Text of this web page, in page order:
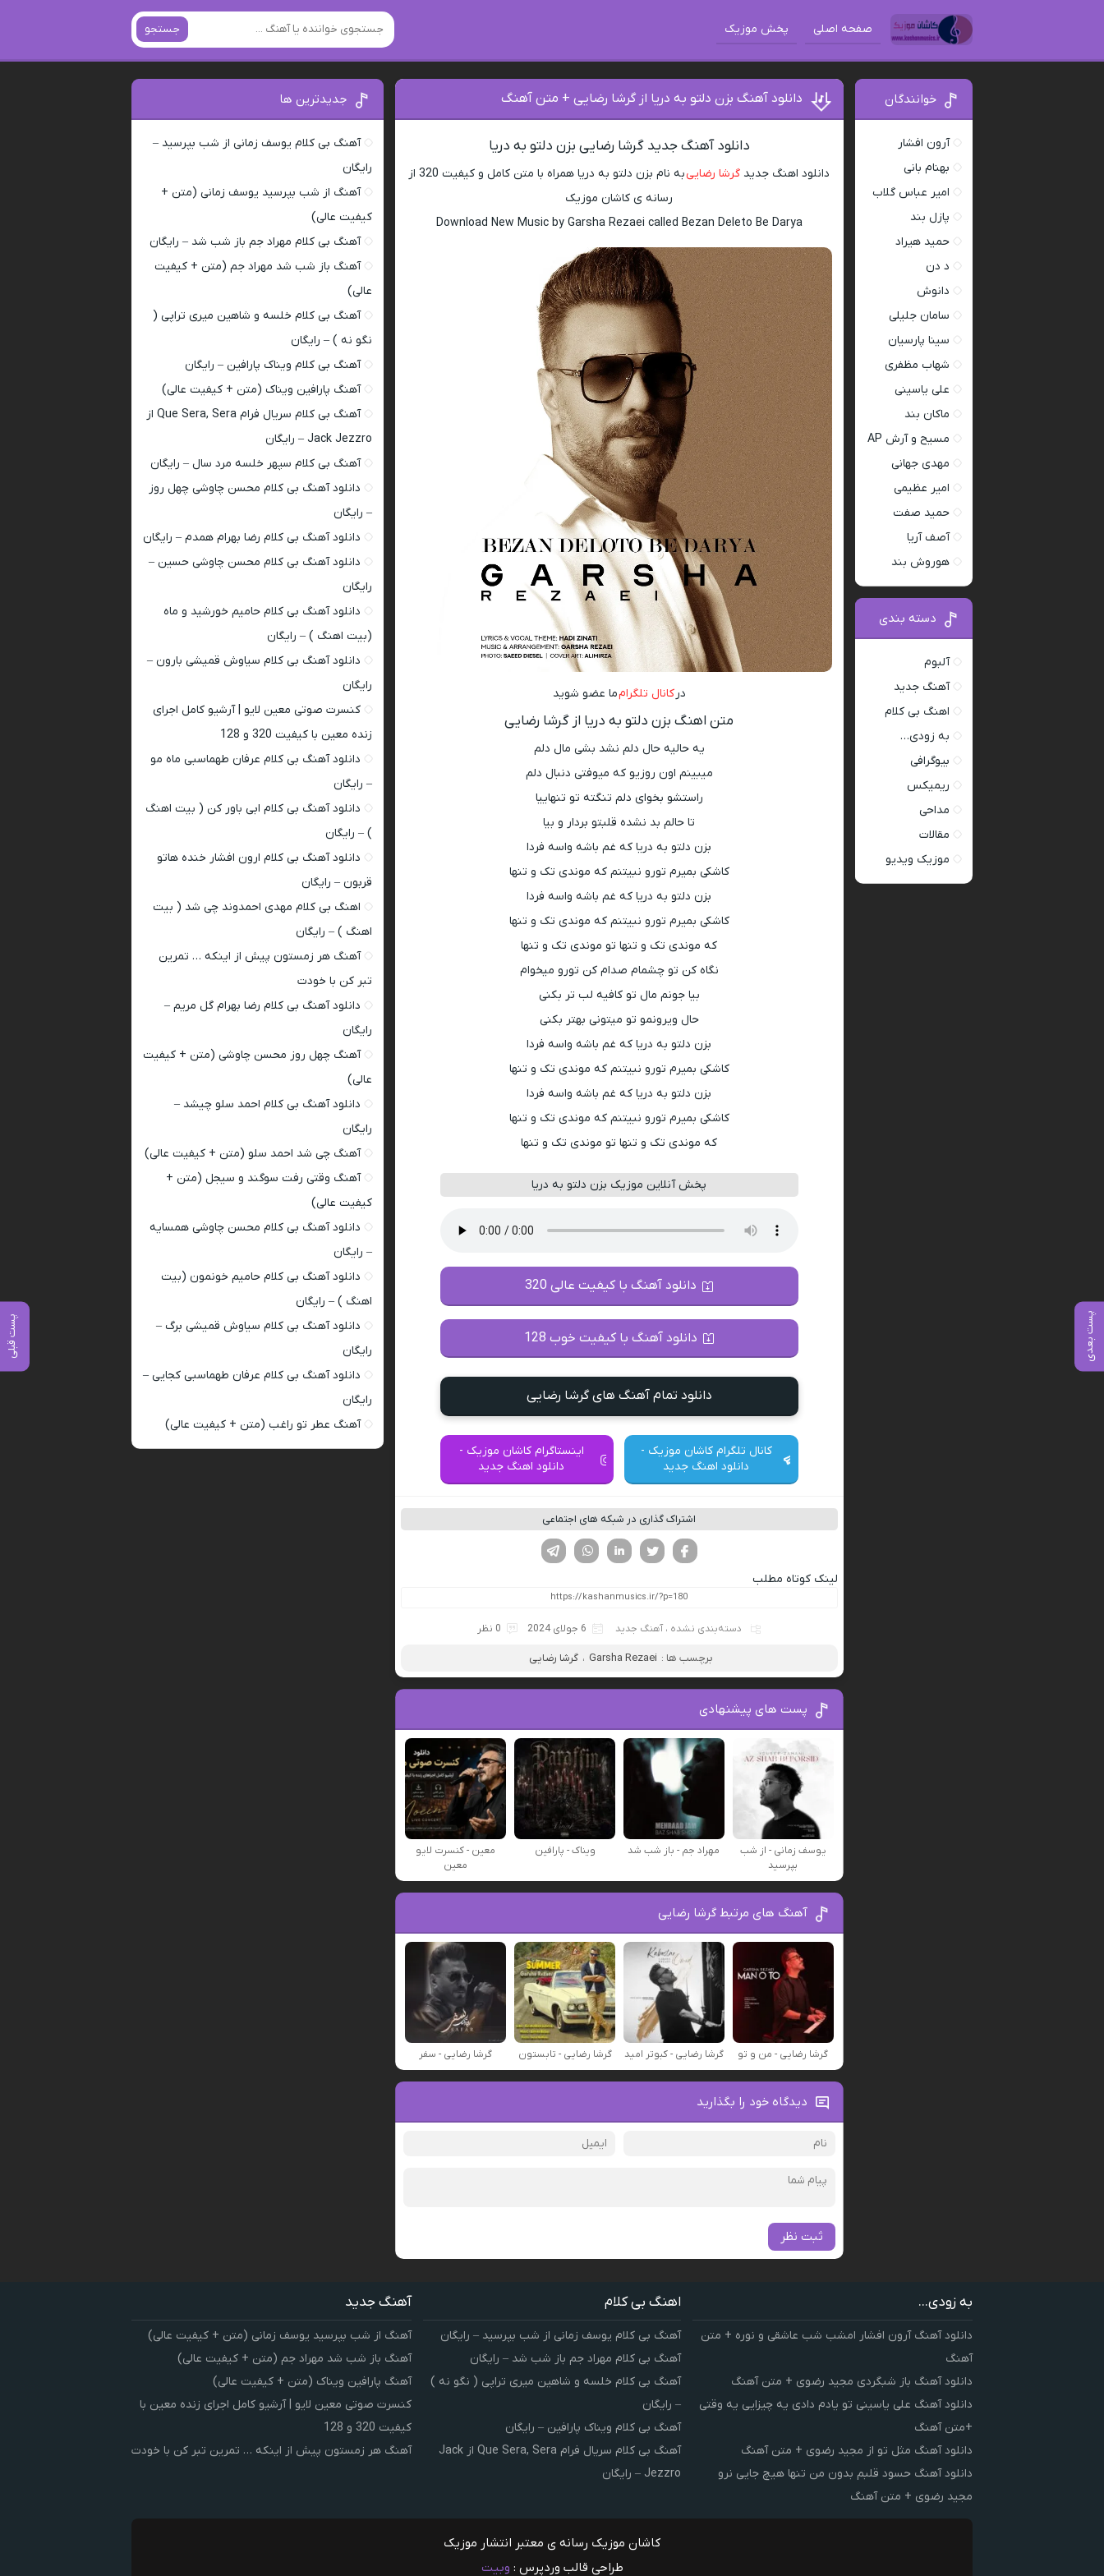
صفحه اصلی پخش موزیک جستجو
پست بعدی پست قبلی
دانلود آهنگ بزن دلتو به دریا از گرشا رضایی + متن آهنگ
دانلود آهنگ جدید گرشا رضایی بزن دلتو به دریا
دانلود اهنگ جدید گرشا رضایی
به نام بزن دلتو به دریا همراه با متن کامل و کیفیت 320 از
رسانه ی کاشان موزیک
Download New Music by Garsha Rezaei called Bezan Deleto Be Darya
درکانال تلگرامما عضو شوید
متن اهنگ بزن دلتو به دریا از گرشا رضایی
یه حالیه حال دلم نشد بشی مال دلم
میبینم اون روزیو که میوفتی دنبال دلم
راستشو بخوای دلم تنگته تو تنهاییا
تا حالم بد نشده قلبتو بردار و بیا
بزن دلتو به دریا که غم باشه واسه فردا
کاشکی بمیرم تورو نبیتنم که موندی تک و تنها
بزن دلتو به دریا که غم باشه واسه فردا
کاشکی بمیرم تورو نبیتنم که موندی تک و تنها
که موندی تک و تنها تو موندی تک و تنها
نگاه کن تو چشمام صدام کن تورو میخوام
بیا جونم مال تو کافیه لب تر بکنی
حال ویرونمو تو میتونی بهتر بکنی
بزن دلتو به دریا که غم باشه واسه فردا
کاشکی بمیرم تورو نبیتنم که موندی تک و تنها
بزن دلتو به دریا که غم باشه واسه فردا
کاشکی بمیرم تورو نبیتنم که موندی تک و تنها
که موندی تک و تنها تو موندی تک و تنها
پخش آنلاین موزیک بزن دلتو به دریا
دانلود آهنگ با کیفیت عالی 320
دانلود آهنگ با کیفیت خوب 128
دانلود تمام آهنگ های گرشا رضایی
کانال تلگرام کاشان موزیک -
دانلود اهنگ جدید
اینستاگرام کاشان موزیک -
دانلود اهنگ جدید
اشتراک گذاری در شبکه های اجتماعی
لینکدین تویتر
فیسوک
لینک کوتاه مطلب
دسته‌بندی نشده ، آهنگ جدید 6 جولای 2024 0 نظر
برچسب ها : Garsha Rezaei ، گرشا رضایی
پست های پیشنهادی
یوسف زمانی - از شب
بپرسید
مهراد جم - باز شب شد ویناک - پارافین
معین - کنسرت لایو
معین
آهنگ های مرتبط گرشا رضایی
گرشا رضایی - من و تو گرشا رضایی - کبوتر امید گرشا رضایی - تابستون گرشا رضایی - سفر
دیدگاه خود را بگذارید
ثبت نظر
خوانندگان
آرون افشار
بهنام بانی
امیر عباس گلاب
پازل بند
حمید هیراد
د دن
دانوش
سامان جلیلی
سینا پارسیان
شهاب مظفری
علی یاسینی
ماکان بند
مسیح و آرش AP
مهدی جهانی
امیر عظیمی
حمید صفت
آصف آریا
هوروش بند
دسته بندی
آلبوم
آهنگ جدید
اهنگ بی کلام
به زودی…
بیوگرافی
ریمیکس
مداحی
مقالات
موزیک ویدیو
جدیدترین ها
آهنگ بی کلام یوسف زمانی از شب بپرسید –
رایگان
آهنگ از شب بپرسید یوسف زمانی (متن +
کیفیت عالی)
آهنگ بی کلام مهراد جم باز شب شد – رایگان
آهنگ باز شب شد مهراد جم (متن + کیفیت
عالی)
آهنگ بی کلام خلسه و شاهین میری تراپی (
نگو نه ) – رایگان
آهنگ بی کلام ویناک پارافین – رایگان
آهنگ پارافین ویناک (متن + کیفیت عالی)
آهنگ بی کلام سریال فرام Que Sera, Sera از
Jack Jezzro – رایگان
آهنگ بی کلام سپهر خلسه مرد سال – رایگان
دانلود آهنگ بی کلام محسن چاوشی چهل روز
– رایگان
دانلود آهنگ بی کلام رضا بهرام همدم – رایگان
دانلود آهنگ بی کلام محسن چاوشی حسین –
رایگان
دانلود آهنگ بی کلام حامیم خورشید و ماه
(بیت اهنگ ) – رایگان
دانلود آهنگ بی کلام سیاوش قمیشی بارون –
رایگان
کنسرت صوتی معین لایو | آرشیو کامل اجرای
زنده معین با کیفیت 320 و 128
دانلود آهنگ بی کلام عرفان طهماسبی ماه مو
– رایگان
دانلود آهنگ بی کلام ابی باور کن ( بیت اهنگ
) – رایگان
دانلود آهنگ بی کلام ارون افشار خنده هاتو
قربون – رایگان
اهنگ بی کلام مهدی احمدوند چی شد ( بیت
اهنگ ) – رایگان
آهنگ هر زمستون پیش از اینکه … تمرین
تبر کن با خودت
دانلود آهنگ بی کلام رضا بهرام گل مریم –
رایگان
آهنگ چهل روز محسن چاوشی (متن + کیفیت
عالی)
دانلود آهنگ بی کلام احمد سلو چیشد –
رایگان
آهنگ چی شد احمد سلو (متن + کیفیت عالی)
آهنگ وقتی رفت سوگند و سیجل (متن +
کیفیت عالی)
دانلود آهنگ بی کلام محسن چاوشی همسایه
– رایگان
دانلود آهنگ بی کلام حامیم خونمون (بیت
اهنگ ) – رایگان
دانلود آهنگ بی کلام سیاوش قمیشی برگ –
رایگان
دانلود آهنگ بی کلام عرفان طهماسبی کجایی –
رایگان
آهنگ عطر تو راغب (متن + کیفیت عالی)
به زودی...
دانلود آهنگ آرون افشار امشب شب عاشقی و نوره + متن
آهنگ
دانلود آهنگ باز شبگردی مجید رضوی + متن آهنگ
دانلود آهنگ علی یاسینی تو یادم دادی یه چیزایی یه وقتی
+متن آهنگ
دانلود آهنگ مثل تو از مجید رضوی + متن آهنگ
دانلود آهنگ حسود قلبم بدون من تنها هیچ جایی نرو
مجید رضوی + متن آهنگ
اهنگ بی کلام
آهنگ بی کلام یوسف زمانی از شب بپرسید – رایگان
آهنگ بی کلام مهراد جم باز شب شد – رایگان
آهنگ بی کلام خلسه و شاهین میری تراپی ( نگو نه )
– رایگان
آهنگ بی کلام ویناک پارافین – رایگان
آهنگ بی کلام سریال فرام Que Sera, Sera از Jack
Jezzro – رایگان
آهنگ جدید
آهنگ از شب بپرسید یوسف زمانی (متن + کیفیت عالی)
آهنگ باز شب شد مهراد جم (متن + کیفیت عالی)
آهنگ پارافین ویناک (متن + کیفیت عالی)
کنسرت صوتی معین لایو | آرشیو کامل اجرای زنده معین با
کیفیت 320 و 128
آهنگ هر زمستون پیش از اینکه … تمرین تبر کن با خودت
کاشان موزیک رسانه ی معتبر انتشار موزیک
طراحی قالب وردپرس : وبیت